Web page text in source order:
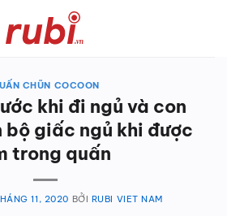
CHŨN COCOON
khi đi ngủ và con
bộ giấc ngủ khi được
trong quấn
11, 2020 BỞI RUBI VIET NAM